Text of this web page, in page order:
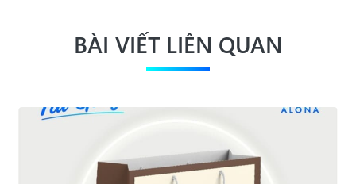
BÀI VIẾT LIÊN QUAN